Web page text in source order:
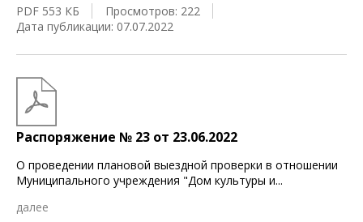
PDF 553 КБ
Просмотров: 222
Дата публикации: 07.07.2022
Распоряжение № 23 от 23.06.2022
О проведении плановой выездной проверки в отношении
Муниципального учреждения "Дом культуры и...
далее